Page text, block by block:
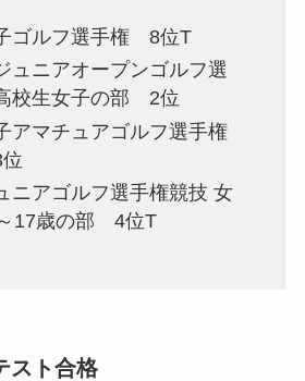
ゴルフ選手権 8位T
ュニアオープンゴルフ選
校生女子の部 2位
アマチュアゴルフ選手権
ニアゴルフ選手権競技 女
17歳の部 4位T
スト合格